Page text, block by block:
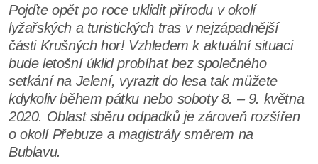
Pojďte opět po roce uklidit přírodu v okolí
lyžařských a turistických tras v nejzápadnější
části Krušných hor! Vzhledem k aktuální situaci
bude letošní úklid probíhat bez společného
setkání na Jelení, vyrazit do lesa tak můžete
kdykoliv během pátku nebo soboty 8. – 9. května
2020. Oblast sběru odpadků je zároveň rozšířen
o okolí Přebuze a magistrály směrem na
Bublavu.